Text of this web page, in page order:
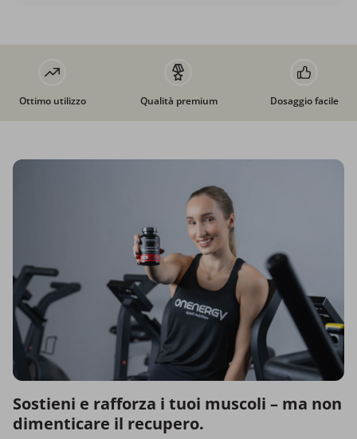
Ottimo utilizzo Qualità premium Dosaggio facile
Sostieni e rafforza i tuoi muscoli – ma non
dimenticare il recupero.